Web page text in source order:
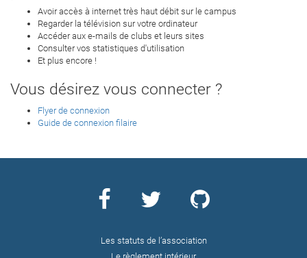
Avoir accès à internet très haut débit sur le campus
Regarder la télévision sur votre ordinateur
Accéder aux e-mails de clubs et leurs sites
Consulter vos statistiques d'utilisation
Et plus encore !
Vous désirez vous connecter ?
Flyer de connexion
Guide de connexion filaire
Les statuts de l’association